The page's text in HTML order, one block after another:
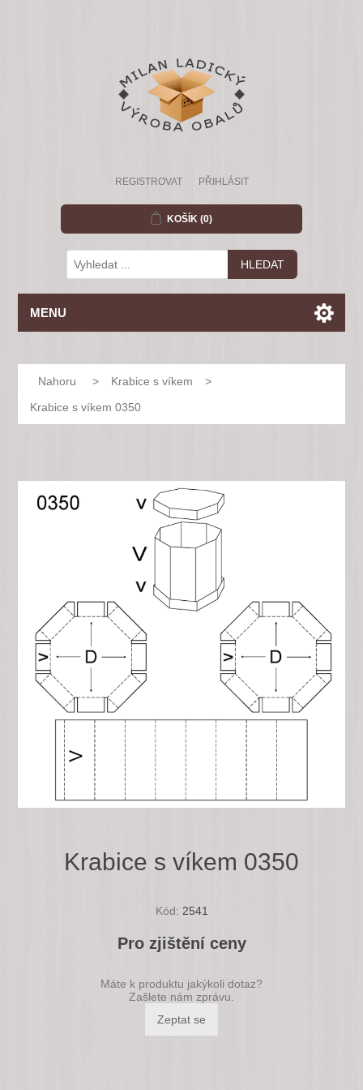
REGISTROVAT PŘIHLÁSIT
KOŠÍK (0)
MENU
Nahoru > Krabice s víkem
>
Krabice s víkem 0350
Krabice s víkem 0350
Kód: 2541
Pro zjištění ceny
Máte k produktu jakýkoli dotaz?
Zašlete nám zprávu.